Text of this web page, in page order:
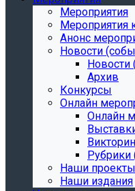
Мероприятия
Мероприятия
Анонс
Новости
Новости
Архив
Конкурсы
Онлайн
Онлайн
Наши проекты
Наши издания